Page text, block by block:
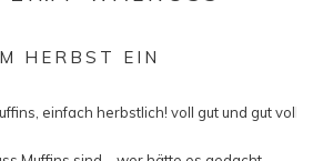
HERBST EIN